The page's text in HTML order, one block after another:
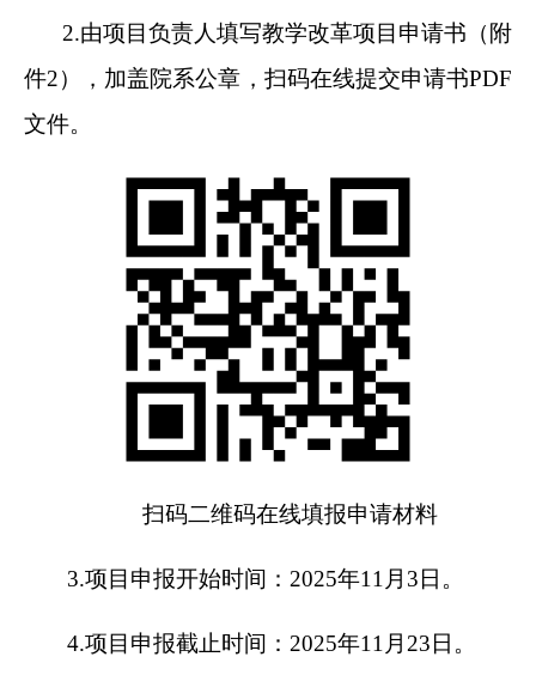
2.由项目负责人填写教学改革项目申请书（附
件2），加盖院系公章，扫码在线提交申请书PDF
文件。
扫码二维码在线填报申请材料
3.项目申报开始时间：2025年11月3日。
4.项目申报截止时间：2025年11月23日。